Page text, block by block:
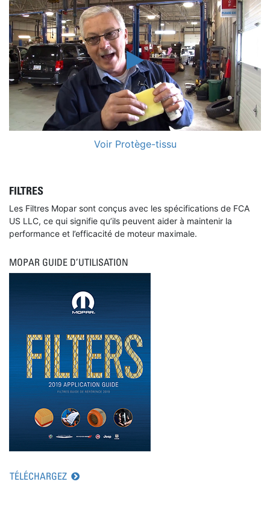
Voir Protège-tissu
FILTRES
Les Filtres Mopar sont conçus avec les spécifications de FCA
US LLC, ce qui signifie qu’ils peuvent aider à maintenir la
performance et l’efficacité de moteur maximale.
MOPAR GUIDE D’UTILISATION
TÉLÉCHARGEZ